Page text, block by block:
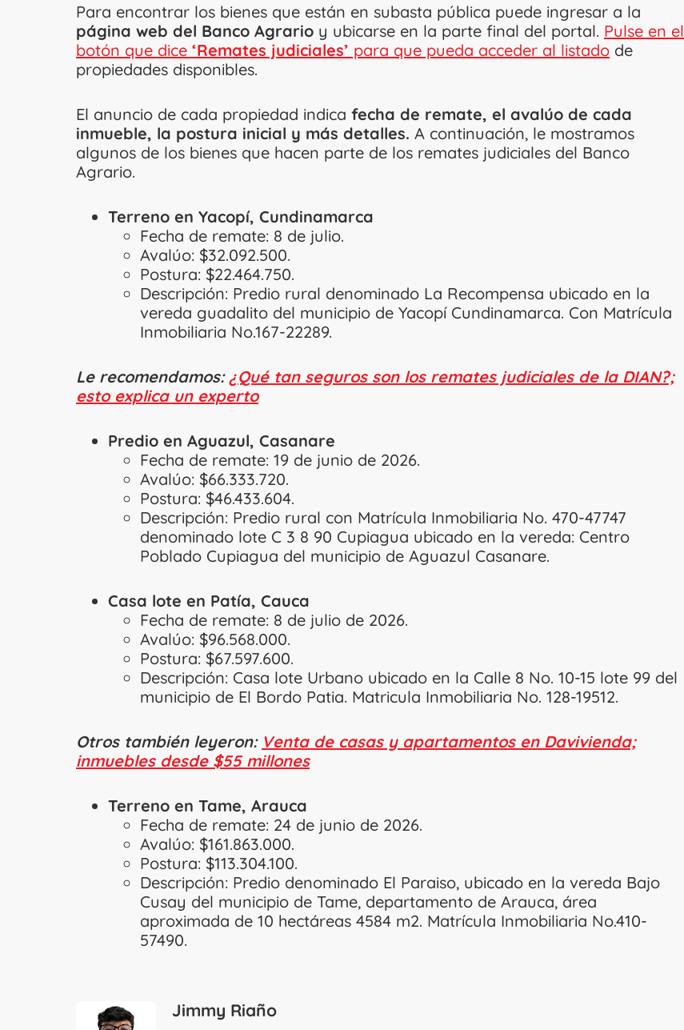
Para encontrar los bienes que están en subasta pública puede ingresar a la
página web del Banco Agrario y ubicarse en la parte final del portal. Pulse en el
botón que dice ‘Remates judiciales’ para que pueda acceder al listado de
propiedades disponibles.
El anuncio de cada propiedad indica fecha de remate, el avalúo de cada
inmueble, la postura inicial y más detalles. A continuación, le mostramos
algunos de los bienes que hacen parte de los remates judiciales del Banco
Agrario.
Terreno en Yacopí, Cundinamarca
Fecha de remate: 8 de julio.
Avalúo: $32.092.500.
Postura: $22.464.750.
Descripción: Predio rural denominado La Recompensa ubicado en la
vereda guadalito del municipio de Yacopí Cundinamarca. Con Matrícula
Inmobiliaria No.167-22289.
Le recomendamos: ¿Qué tan seguros son los remates judiciales de la DIAN?;
esto explica un experto
Predio en Aguazul, Casanare
Fecha de remate: 19 de junio de 2026.
Avalúo: $66.333.720.
Postura: $46.433.604.
Descripción: Predio rural con Matrícula Inmobiliaria No. 470-47747
denominado lote C 3 8 90 Cupiagua ubicado en la vereda: Centro
Poblado Cupiagua del municipio de Aguazul Casanare.
Casa lote en Patía, Cauca
Fecha de remate: 8 de julio de 2026.
Avalúo: $96.568.000.
Postura: $67.597.600.
Descripción: Casa lote Urbano ubicado en la Calle 8 No. 10-15 lote 99 del
municipio de El Bordo Patia. Matricula Inmobiliaria No. 128-19512.
Otros también leyeron: Venta de casas y apartamentos en Davivienda;
inmuebles desde $55 millones
Terreno en Tame, Arauca
Fecha de remate: 24 de junio de 2026.
Avalúo: $161.863.000.
Postura: $113.304.100.
Descripción: Predio denominado El Paraiso, ubicado en la vereda Bajo
Cusay del municipio de Tame, departamento de Arauca, área
aproximada de 10 hectáreas 4584 m2. Matrícula Inmobiliaria No.410-
57490.
Jimmy Riaño